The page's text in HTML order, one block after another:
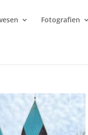
Fotografien